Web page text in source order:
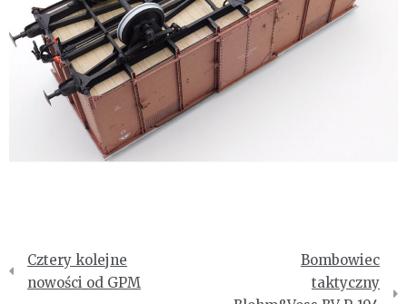
Nawigacja
wpisu
Cztery kolejne
nowości od GPM
Bombowiec
taktyczny